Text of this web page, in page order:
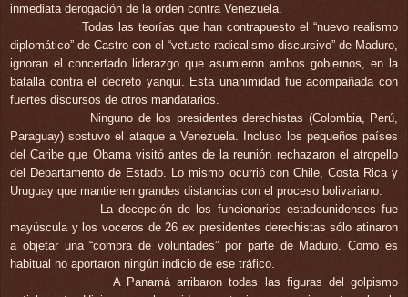
inmediata derogación de la orden contra Venezuela.
Todas las teorías que han contrapuesto el “nuevo realismo
diplomático” de Castro con el “vetusto radicalismo discursivo” de Maduro,
ignoran el concertado liderazgo que asumieron ambos gobiernos, en la
batalla contra el decreto yanqui.
Esta unanimidad fue acompañada con
fuertes discursos de otros mandatarios.
Ninguno de los presidentes derechistas (Colombia, Perú,
Paraguay) sostuvo el ataque a Venezuela. Incluso los pequeños países
del Caribe que Obama visitó antes de la reunión rechazaron el atropello
del Departamento de Estado. Lo mismo ocurrió con Chile, Costa Rica y
Uruguay que mantienen grandes distancias con el proceso bolivariano.
La decepción de los funcionarios estadounidenses fue
mayúscula y los voceros de 26 ex presidentes derechistas sólo atinaron
a objetar una “compra de voluntades” por parte de Maduro. Como es
habitual no aportaron ningún indicio de ese tráfico.
A Panamá arribaron todas las figuras del golpismo